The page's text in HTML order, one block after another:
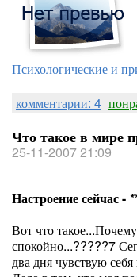
Психологические и
комментарии: 4
Что такое в мире
25-11-2007 21:09
Настроение сейчас -
Вот что
спокойно...?????7
два дня чувствую